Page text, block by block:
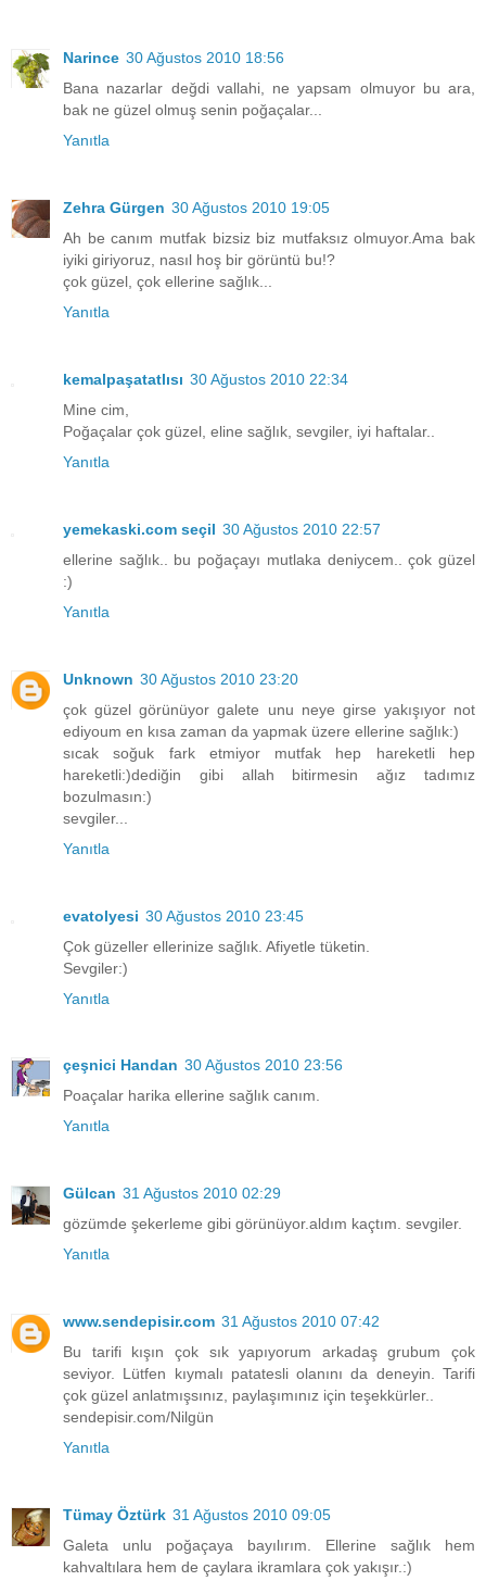
Narince 30 Ağustos 2010 18:56
Bana nazarlar değdi vallahi, ne yapsam olmuyor bu ara,
bak ne güzel olmuş senin poğaçalar...
Yanıtla
Zehra Gürgen 30 Ağustos 2010 19:05
Ah be canım mutfak bizsiz biz mutfaksız olmuyor.Ama bak
iyiki giriyoruz, nasıl hoş bir görüntü bu!?
çok güzel, çok ellerine sağlık...
Yanıtla
kemalpaşatatlısı 30 Ağustos 2010 22:34
Mine cim,
Poğaçalar çok güzel, eline sağlık, sevgiler, iyi haftalar..
Yanıtla
yemekaski.com seçil 30 Ağustos 2010 22:57
ellerine sağlık.. bu poğaçayı mutlaka deniycem.. çok güzel
:)
Yanıtla
Unknown 30 Ağustos 2010 23:20
çok güzel görünüyor galete unu neye girse yakışıyor not
ediyoum en kısa zaman da yapmak üzere ellerine sağlık:)
sıcak soğuk fark etmiyor mutfak hep hareketli hep
hareketli:)dediğin gibi allah bitirmesin ağız tadımız
bozulmasın:)
sevgiler...
Yanıtla
evatolyesi 30 Ağustos 2010 23:45
Çok güzeller ellerinize sağlık. Afiyetle tüketin.
Sevgiler:)
Yanıtla
çeşnici Handan 30 Ağustos 2010 23:56
Poaçalar harika ellerine sağlık canım.
Yanıtla
Gülcan 31 Ağustos 2010 02:29
gözümde şekerleme gibi görünüyor.aldım kaçtım. sevgiler.
Yanıtla
www.sendepisir.com 31 Ağustos 2010 07:42
Bu tarifi kışın çok sık yapıyorum arkadaş grubum çok
seviyor. Lütfen kıymalı patatesli olanını da deneyin. Tarifi
çok güzel anlatmışsınız, paylaşımınız için teşekkürler..
sendepisir.com/Nilgün
Yanıtla
Tümay Öztürk 31 Ağustos 2010 09:05
Galeta unlu poğaçaya bayılırım. Ellerine sağlık hem
kahvaltılara hem de çaylara ikramlara çok yakışır.:)